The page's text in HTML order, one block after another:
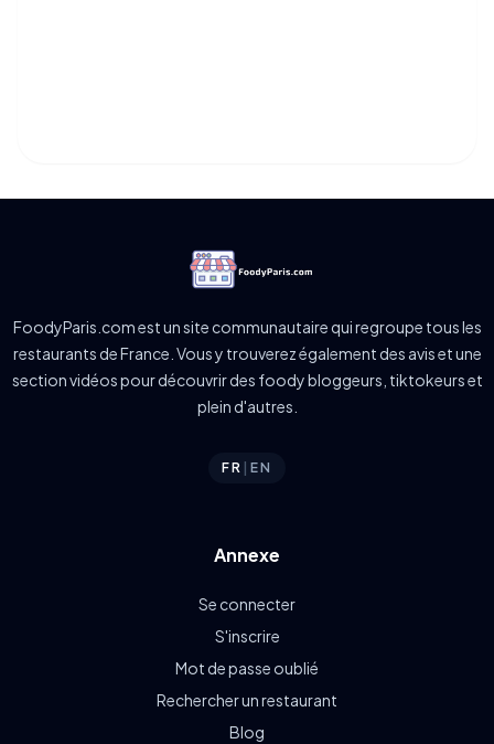
FoodyParis.com est un site communautaire qui regroupe tous les
restaurants de France. Vous y trouverez également des avis et une
section vidéos pour découvrir des foody bloggeurs, tiktokeurs et
plein d'autres.
FR |EN
Annexe
Se connecter
S'inscrire
Mot de passe oublié
Rechercher un restaurant
Blog